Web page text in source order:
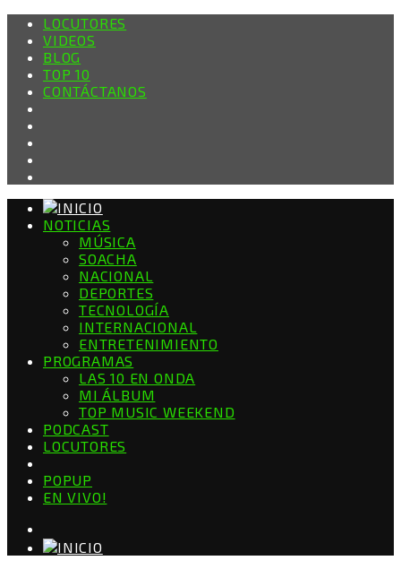
LOCUTORES
VIDEOS
BLOG
TOP 10
CONTÁCTANOS
NOTICIAS
MÚSICA
SOACHA
NACIONAL
DEPORTES
TECNOLOGÍA
INTERNACIONAL
ENTRETENIMIENTO
PROGRAMAS
LAS 10 EN ONDA
MI ÁLBUM
TOP MUSIC WEEKEND
PODCAST
LOCUTORES
POPUP
EN VIVO!